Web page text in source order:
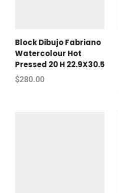
Block Dibujo Fabriano
Watercolour Hot
Pressed 20 H 22.9X30.5
$280.00